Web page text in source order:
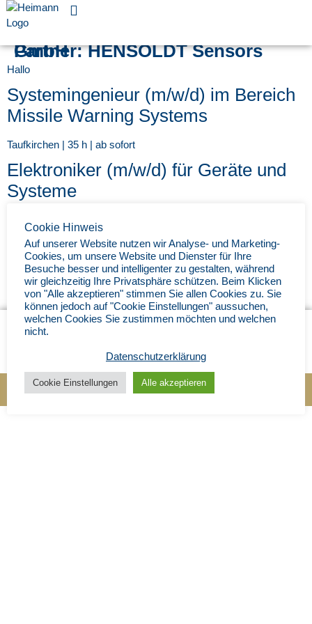
Partner:
HENSOLDT Sensors GmbH
Hallo
Systemingenieur (m/w/d) im Bereich
Missile Warning Systems
Taufkirchen | 35 h | ab sofort
Elektroniker (m/w/d) für Geräte und
Systeme
Systemingenieur (m/w/d) im Bereich
Missile Warning Systems
Taufkirchen | Vollzeit | ab sofort
Datenschutz © Ingenieurbüro Heimann 202
Cookie Hinweis
Auf unserer Website nutzen wir Analyse- und Marketing-
Cookies, um unsere Website und Dienster für Ihre
Besuche besser und intelligenter zu gestalten, während
wir gleichzeitig Ihre Privatsphäre schützen. Beim Klicken
von "Alle akzeptieren" stimmen Sie allen Cookies zu. Sie
können jedoch auf "Cookie Einstellungen" aussuchen,
welchen Cookies Sie zustimmen möchten und welchen
nicht.
Datenschutzerklärung
Cookie Einstellungen Alle akzeptieren